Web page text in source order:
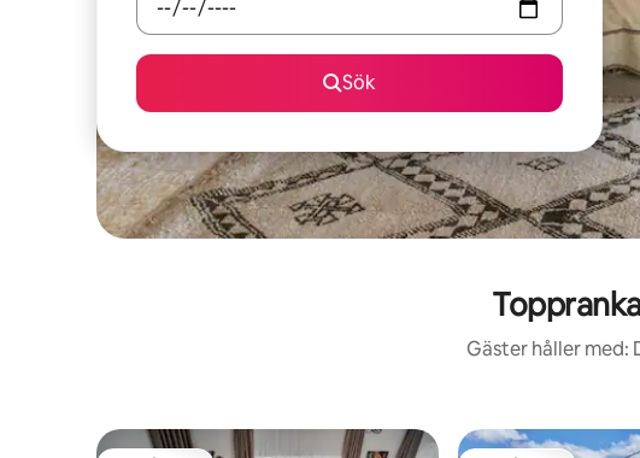
Sök
Gäster håller med: